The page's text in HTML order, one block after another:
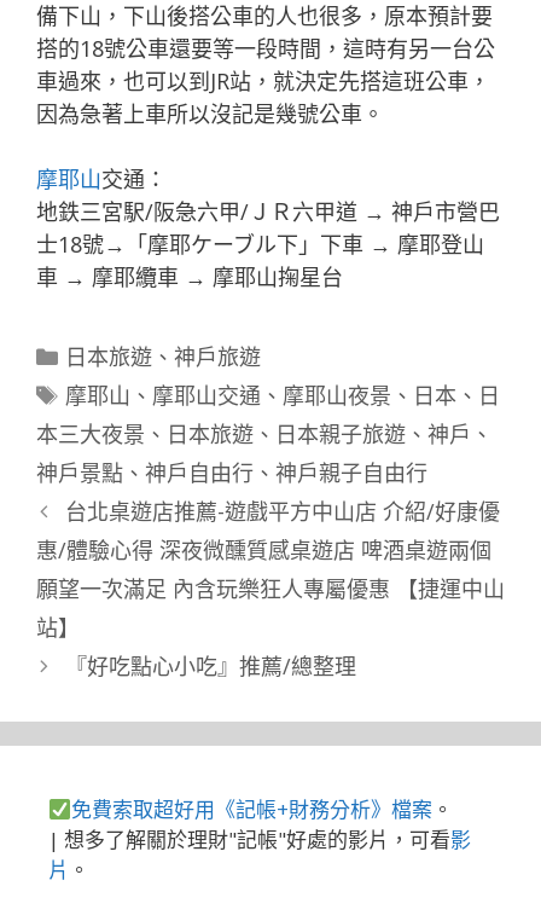
備下山，下山後搭公車的人也很多，原本預計要
搭的18號公車還要等一段時間，這時有另一台公
車過來，也可以到JR站，就決定先搭這班公車，
因為急著上車所以沒記是幾號公車。
摩耶山交通：
地鉄三宮駅/阪急六甲/ＪＲ六甲道 → 神戶市營巴
士18號→「摩耶ケーブル下」下車 → 摩耶登山
車 → 摩耶纜車 → 摩耶山掬星台
分
類
日本旅遊、 神戶旅遊
標
籤
摩耶山 、 摩耶山交通 、 摩耶山夜景 、 日本 、 日
本三大夜景 、 日本旅遊 、 日本親子旅遊 、 神戶 、
神戶景點 、 神戶自由行 、 神戶親子自由行
台北桌遊店推薦-遊戲平方中山店 介紹/好康優
惠/體驗心得 深夜微醺質感桌遊店 啤酒桌遊兩個
願望一次滿足 內含玩樂狂人專屬優惠 【捷運中山
站】
『好吃點心小吃』推薦/總整理
免費索取超好用《記帳+財務分析》檔案 。
| 想多了解關於理財"記帳"好處的影片，可看影
片 。